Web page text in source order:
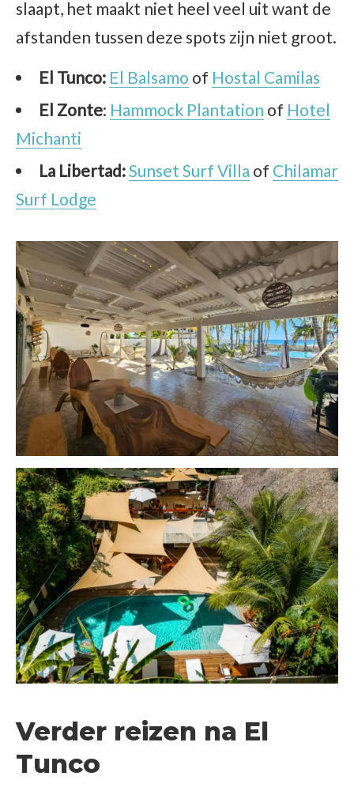
slaapt, het maakt niet heel veel uit want de
afstanden tussen deze spots zijn niet groot.
El Tunco: El Balsamo of Hostal Camilas
El Zonte: Hammock Plantation of Hotel
Michanti
La Libertad:Sunset Surf Villa of Chilamar
Surf Lodge
Verder reizen na El
Tunco